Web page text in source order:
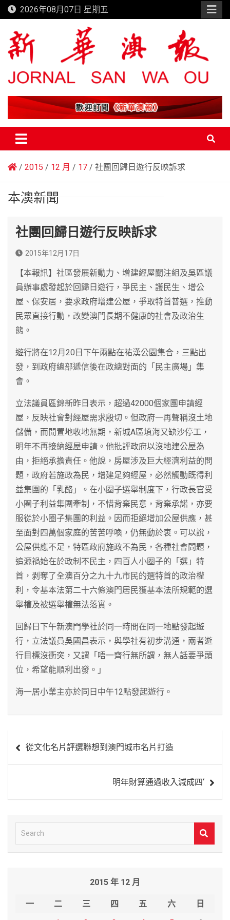
Skip
to
content
2026年08月07日 星期五
新華澳報
2015 12 月 17 社團回歸日遊行反映訴求
本澳新聞
社團回歸日遊行反映訴求
2015年12月17日
【本報訊】社區發展新動力、增建經屋關注組及吳區議
員辦事處發起於回歸日遊行，爭民主、護民生、增公
屋、保安居，要求政府增建公屋，爭取特首普選，推動
民眾直接行動，改變澳門長期不健康的社會及政治生
態。
遊行將在12月20日下午兩點在祐漢公園集合，三點出
發，到政府總部遞信後在政總對面的「民主廣場」集
會。
立法議員區錦新昨日表示，超過42000個家團申請經
屋，反映社會對經屋需求殷切。但政府一再聲稱沒土地
儲備，而閒置地收地無期，新城A區填海又缺沙停工，
明年不再接納經屋申請。他批評政府以沒地建公屋為
由，拒絕承擔責任。他說，房屋涉及巨大經濟利益的問
題，政府若施政為民，增建足夠經屋，必然觸動既得利
益集團的「乳酪」。在小圈子選舉制度下，行政長官受
小圈子利益集團牽制，不惜背棄民意，背棄承諾，亦要
服從於小圈子集團的利益。因而拒絕增加公屋供應，甚
至面對四萬個家庭的苦苦呼喚，仍無動於衷。可以說，
公屋供應不足，特區政府施政不為民，各種社會問題，
追源禍始在於政制不民主，四百人小圈子的「選」特
首，剥奪了全澳百分之九十九市民的選特首的政治權
利，令基本法第二十六條澳門居民獲基本法所規範的選
舉權及被選舉權無法落實。
回歸日下午新澳門學社於同一時間在同一地點發起遊
行，立法議員吳國昌表示，與學社有初步溝通，兩者遊
行目標沒衝突，又謂「唔一齊行無所謂，無人話要爭頭
位，希望能順利出發。」
海一居小業主亦於同日中午12點發起遊行。
章 從文化名片評選聯想到澳門城市名片打造
明年財算通過收入減成四‘
e
2015 年 12 月
一 二 三 四 五 六
日